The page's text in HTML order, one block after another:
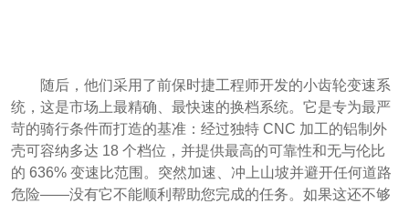
随后，他们采用了前保时捷工程师开发的小齿轮变速系
统，这是市场上最精确、最快速的换档系统。它是专为最严
苛的骑行条件而打造的基准：经过独特 CNC 加工的铝制外
壳可容纳多达 18 个档位，并提供最高的可靠性和无与伦比
的 636% 变速比范围。突然加速、冲上山坡并避开任何道路
危险——没有它不能顺利帮助您完成的任务。如果这还不够